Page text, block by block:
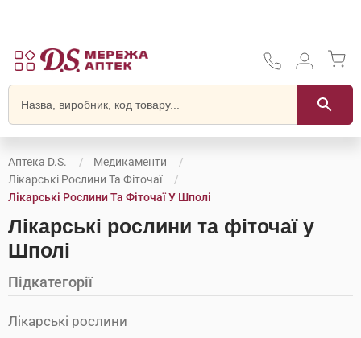
Аптека D.S.
Медикаменти
Лікарські Рослини Та Фіточаї
Лікарські Рослини Та Фіточаї У Шполі
Лікарські рослини та фіточаї у
Шполі
Підкатегорії
Лікарські рослини